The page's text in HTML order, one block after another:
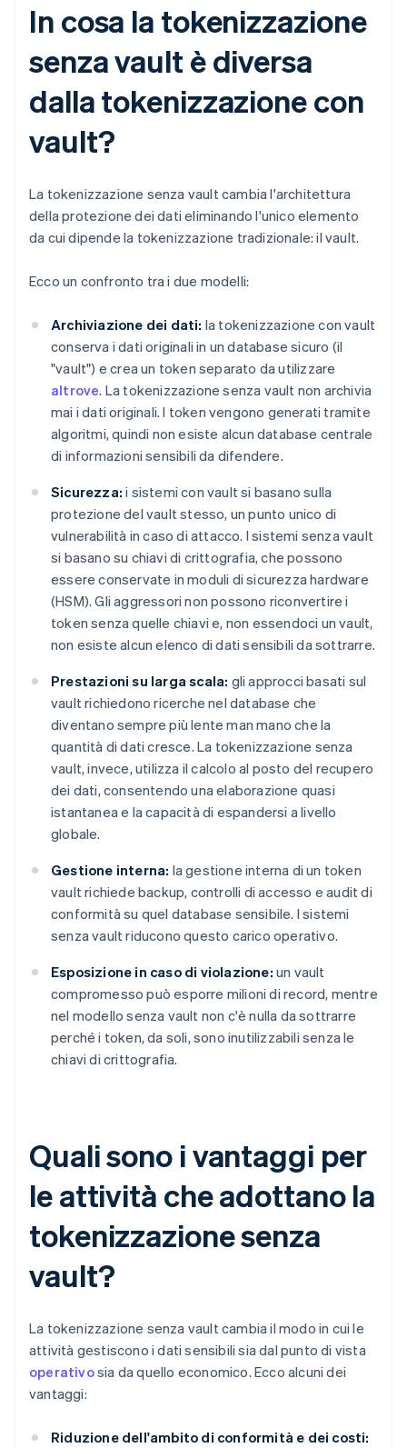
In cosa la tokenizzazione
senza vault è diversa
dalla tokenizzazione con
vault?
La tokenizzazione senza vault cambia l'architettura
della protezione dei dati eliminando l'unico elemento
da cui dipende la tokenizzazione tradizionale: il vault.
Ecco un confronto tra i due modelli:
Archiviazione dei dati: la tokenizzazione con vault
conserva i dati originali in un database sicuro (il
"vault") e crea un token separato da utilizzare
altrove. La tokenizzazione senza vault non archivia
mai i dati originali. I token vengono generati tramite
algoritmi, quindi non esiste alcun database centrale
di informazioni sensibili da difendere.
Sicurezza: i sistemi con vault si basano sulla
protezione del vault stesso, un punto unico di
vulnerabilità in caso di attacco. I sistemi senza vault
si basano su chiavi di crittografia, che possono
essere conservate in moduli di sicurezza hardware
(HSM). Gli aggressori non possono riconvertire i
token senza quelle chiavi e, non essendoci un vault,
non esiste alcun elenco di dati sensibili da sottrarre.
Prestazioni su larga scala: gli approcci basati sul
vault richiedono ricerche nel database che
diventano sempre più lente man mano che la
quantità di dati cresce. La tokenizzazione senza
vault, invece, utilizza il calcolo al posto del recupero
dei dati, consentendo una elaborazione quasi
istantanea e la capacità di espandersi a livello
globale.
Gestione interna: la gestione interna di un token
vault richiede backup, controlli di accesso e audit di
conformità su quel database sensibile. I sistemi
senza vault riducono questo carico operativo.
Esposizione in caso di violazione: un vault
compromesso può esporre milioni di record, mentre
nel modello senza vault non c'è nulla da sottrarre
perché i token, da soli, sono inutilizzabili senza le
chiavi di crittografia.
Quali sono i vantaggi per
le attività che adottano la
tokenizzazione senza
vault?
La tokenizzazione senza vault cambia il modo in cui le
attività gestiscono i dati sensibili sia dal punto di vista
operativosia da quello economico. Ecco alcuni dei
vantaggi:
Riduzione dell'ambito di conformità e dei costi: